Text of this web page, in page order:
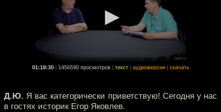
01:18:30 1456590 просмотров текст аудиоверсия скачать
Д.Ю. Я вас категорически приветствую! Сегодня у нас
в гостях историк Егор Яковлев.